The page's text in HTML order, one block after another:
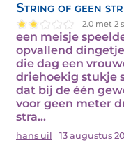
String of geen
2.0 met 2
een meisje
opvallend
die dag een
driehoekig stukje
dat bij de één
voor geen meter
stra...
hans uil 13 augustus